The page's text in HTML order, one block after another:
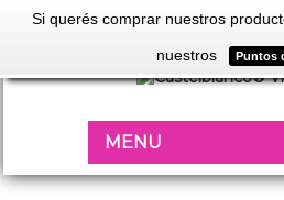
Si querés comprar nuestros
nuestros Puntos
MENU